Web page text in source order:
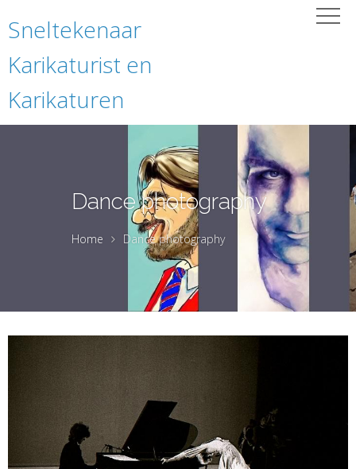
Sneltekenaar
Karikaturist en
Karikaturen
Dance photography
Home Dance photography